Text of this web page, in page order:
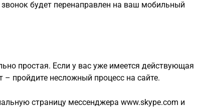
будет перенаправлен на ваш мобильный
простая. Если у вас уже имеется действующая
– пройдите несложный процесс на сайте.
страницу мессенджера www.skype.com и